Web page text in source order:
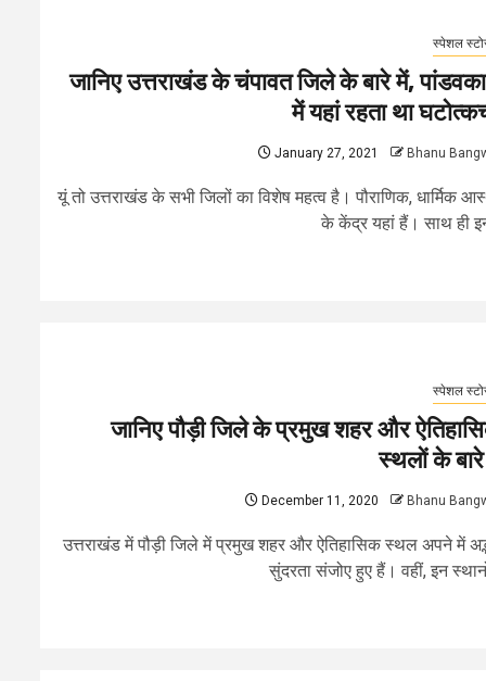
स्पेशल
जानिए उत्तराखंड के चंपावत जिले के बारे में,
में यहां रहता था
January 27, 2021 Bhanu
यूं तो उत्तराखंड के सभी जिलों का विशेष महत्व है। पौराणिक, धार्मिक
के केंद्र यहां हैं। साथ ही
स्पेशल
जानिए पौड़ी जिले के प्रमुख शहर और
स्थलों के
December 11, 2020 Bhanu
उत्तराखंड में पौड़ी जिले में प्रमुख शहर और ऐतिहासिक स्थल अपने में
सुंदरता संजोए हुए हैं। वहीं, इन